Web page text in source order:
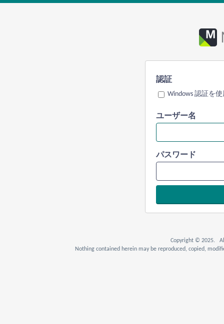
認証
Windows 認証を
ユーザー名
パスワード
Copyright © 2025. All
Nothing contained herein may be reproduced, copied,